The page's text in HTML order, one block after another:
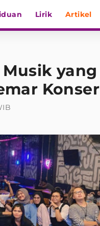
Lirik Artikel
yang
Konser